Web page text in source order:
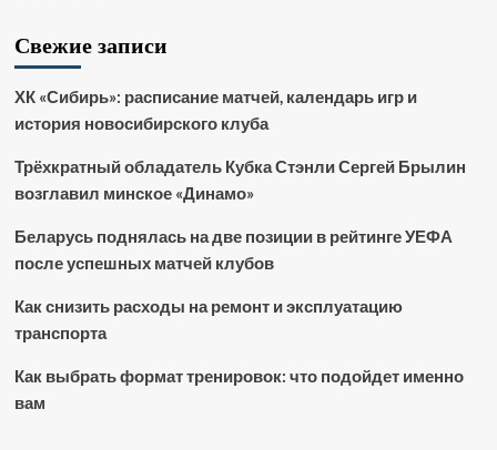
Свежие записи
ХК «Сибирь»: расписание матчей, календарь игр и
история новосибирского клуба
Трёхкратный обладатель Кубка Стэнли Сергей Брылин
возглавил минское «Динамо»
Беларусь поднялась на две позиции в рейтинге УЕФА
после успешных матчей клубов
Как снизить расходы на ремонт и эксплуатацию
транспорта
Как выбрать формат тренировок: что подойдет именно
вам